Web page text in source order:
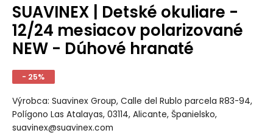
SUAVINEX | Detské okuliare -
12/24 mesiacov polarizované
NEW - Dúhové hranaté
- 25%
Výrobca: Suavinex Group, Calle del Rublo parcela R83-94,
Polígono Las Atalayas, 03114, Alicante, Španielsko,
suavinex@suavinex.com